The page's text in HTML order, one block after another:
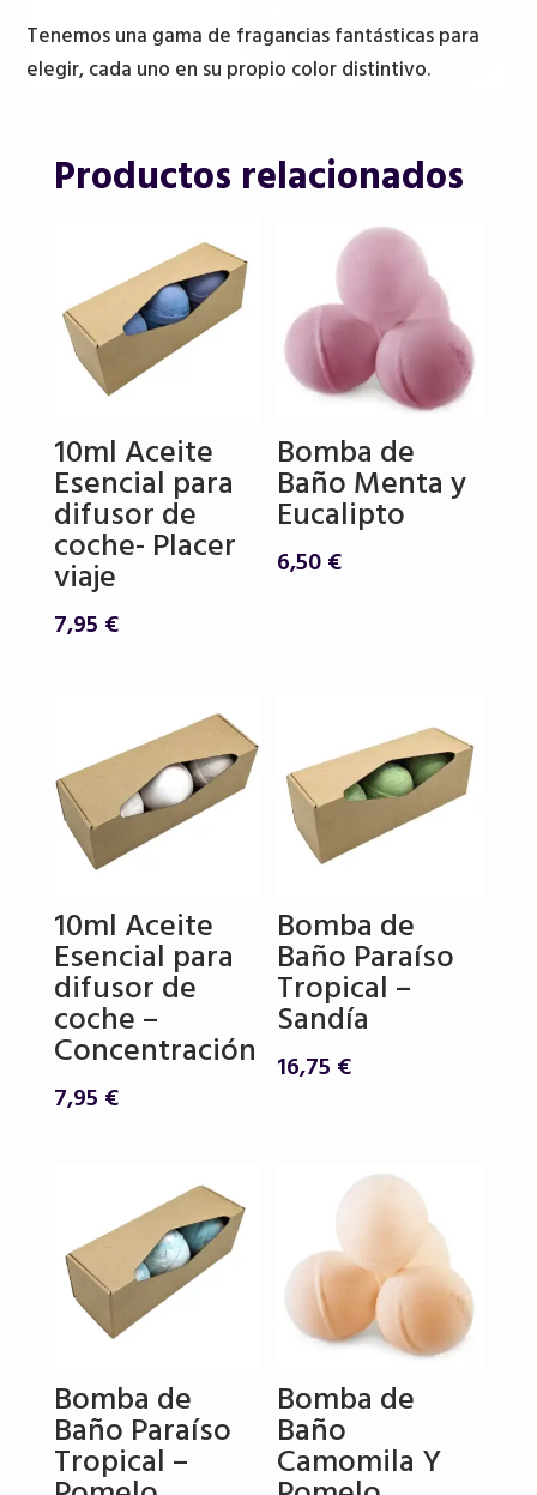
Tenemos una gama de fragancias fantásticas para
elegir, cada uno en su propio color distintivo.
Productos relacionados
10ml Aceite
Esencial para
difusor de
coche- Placer
viaje
7,95 €
Bomba de
Baño Menta y
Eucalipto
6,50€
10ml Aceite
Esencial para
difusor de
coche –
Concentración
7,95 €
Bomba de
Baño Paraíso
Tropical –
Sandía
16,75 €
Bomba de
Baño Paraíso
Tropical –
Bomba de
Baño
Camomila Y